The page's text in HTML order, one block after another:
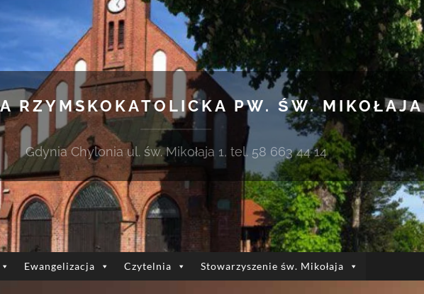
RZYMSKOKATOLICKA PW. ŚW. MIKOŁAJA
Gdynia Chylonia ul. św. Mikołaja 1, tel. 58 663 44 14
Ewangelizacja Czytelnia Stowarzyszenie św. Mikołaja